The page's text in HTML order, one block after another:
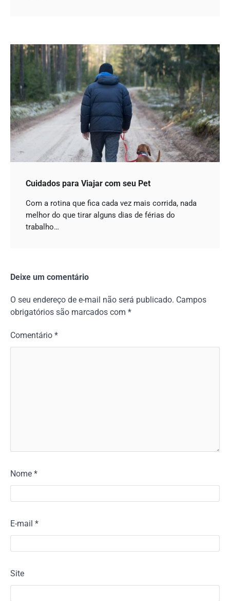
Cuidados para Viajar com seu Pet
Com a rotina que fica cada vez mais corrida, nada
melhor do que tirar alguns dias de férias do
trabalho…
Deixe um comentário
O seu endereço de e-mail não será publicado. Campos
obrigatórios são marcados com *
Comentário *
Nome *
E-mail *
Site